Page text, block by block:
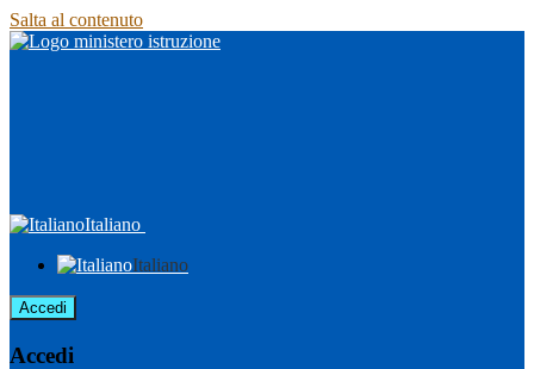
Salta al contenuto
Italiano
Italiano
Accedi
Accedi